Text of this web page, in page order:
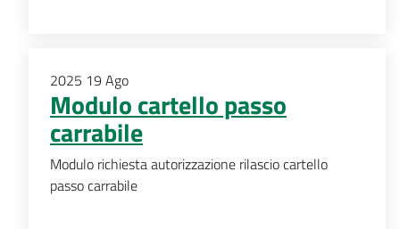
2025 19 Ago
Modulo cartello passo
carrabile
Modulo richiesta autorizzazione rilascio cartello
passo carrabile